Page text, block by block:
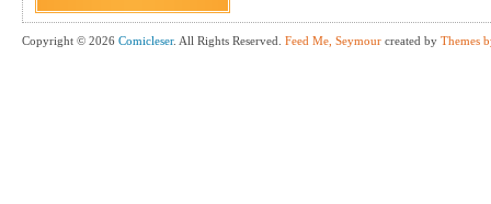
Copyright © 2026 Comicleser. All Rights Reserved. Feed Me, Seymour created by Themes